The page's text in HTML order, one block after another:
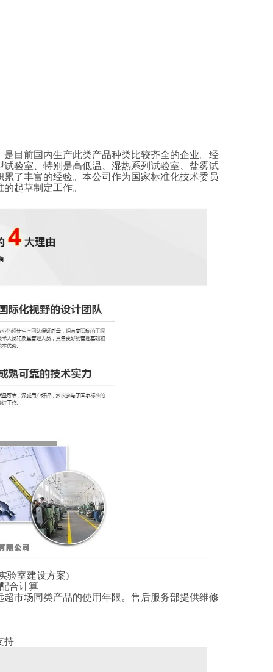
目前国内生产此类产品种类比较齐全的企业。经
验室、特别是高低温、湿热系列试验室、盐雾试
了丰富的经验。本公司作为国家标准化技术委员
起草制定工作。
验室建设方案)
合计算
市场同类产品的使用年限。 售后服务部提供维修
持